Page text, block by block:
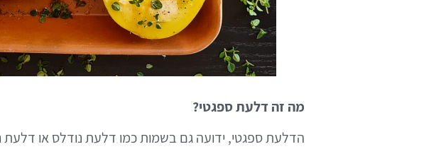
מה זה דלעת ספגטי?
הדלעת ספגטי, ידועה גם בשמות כמו דלעת נודלס או